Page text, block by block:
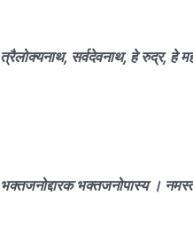
त्रैलोक्यनाथ, सर्वदेवनाथ, हे रुद्र, हे
भक्तजनोद्दारक भक्तजनोपास्य ।